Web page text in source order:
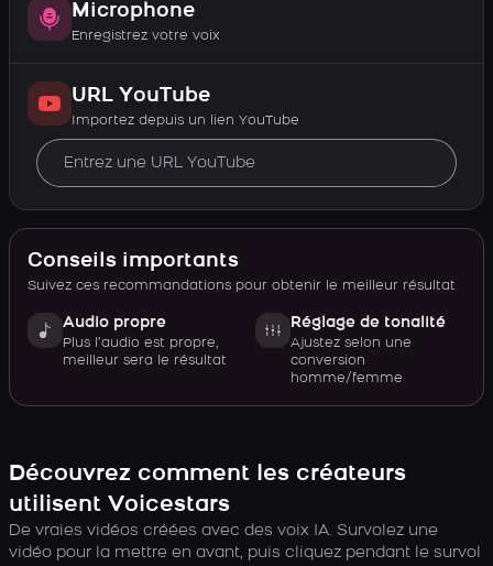
Microphone
Enregistrez votre voix
URL YouTube
Importez depuis un lien YouTube
Conseils importants
Suivez ces recommandations pour obtenir le meilleur résultat
Audio propre
Plus l’audio est propre,
meilleur sera le résultat
Réglage de tonalité
Ajustez selon une
conversion
homme/femme
Découvrez comment les créateurs
utilisent Voicestars
De vraies vidéos créées avec des voix IA. Survolez une
vidéo pour la mettre en avant, puis cliquez pendant le survol